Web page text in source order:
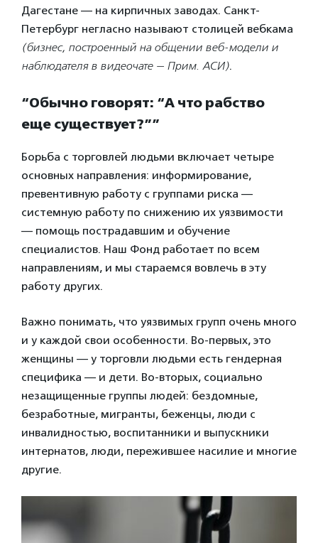
Дагестане — на кирпичных заводах. Санкт-
Петербург негласно называют столицей вебкама
(бизнес, построенный на общении веб-модели и
наблюдателя в видеочате — Прим. АСИ).
“Обычно говорят: “А что рабство
еще существует?””
Борьба с торговлей людьми включает четыре
основных направления: информирование,
превентивную работу с группами риска —
системную работу по снижению их уязвимости
— помощь пострадавшим и обучение
специалистов. Наш Фонд работает по всем
направлениям, и мы стараемся вовлечь в эту
работу других.
Важно понимать, что уязвимых групп очень много
и у каждой свои особенности. Во-первых, это
женщины — у торговли людьми есть гендерная
специфика — и дети. Во-вторых, социально
незащищенные группы людей: бездомные,
безработные, мигранты, беженцы, люди с
инвалидностью, воспитанники и выпускники
интернатов, люди, пережившее насилие и многие
другие.